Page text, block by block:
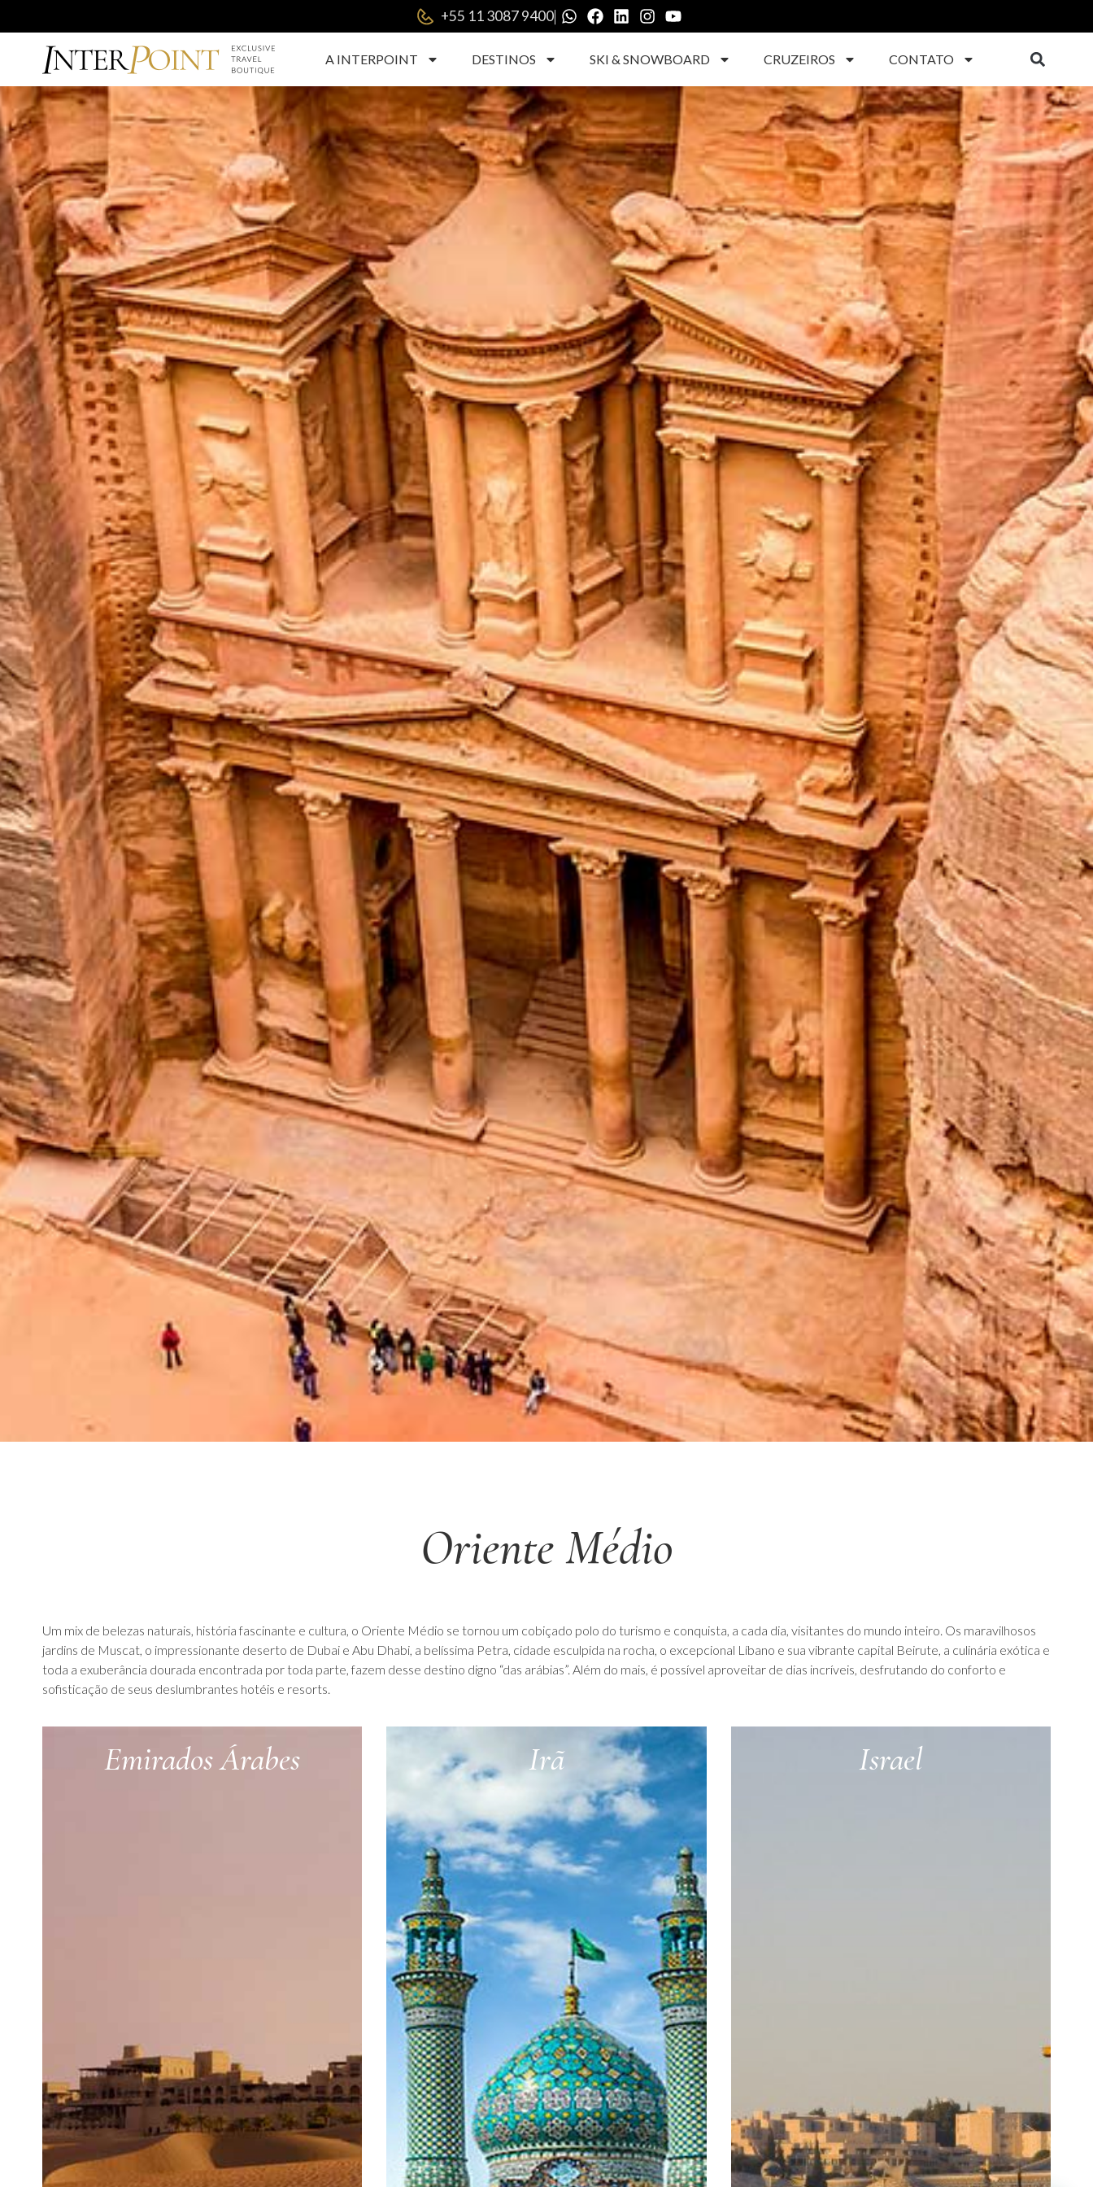
+55 11 3087 9400|
A INTERPOINT DESTINOS SKI & SNOWBOARD CRUZEIROS CONTATO
Oriente Médio
Um mix de belezas naturais, história fascinante e cultura, o Oriente Médio se tornou um cobiçado polo do turismo e conquista, a cada dia, visitantes do mundo inteiro. Os maravilhosos
jardins de Muscat, o impressionante deserto de Dubai e Abu Dhabi, a belíssima Petra, cidade esculpida na rocha, o excepcional Líbano e sua vibrante capital Beirute, a culinária exótica e
toda a exuberância dourada encontrada por toda parte, fazem desse destino digno “das arábias”. Além do mais, é possível aproveitar de dias incríveis, desfrutando do conforto e
sofisticação de seus deslumbrantes hotéis e resorts.
Emirados Árabes Irã Israel